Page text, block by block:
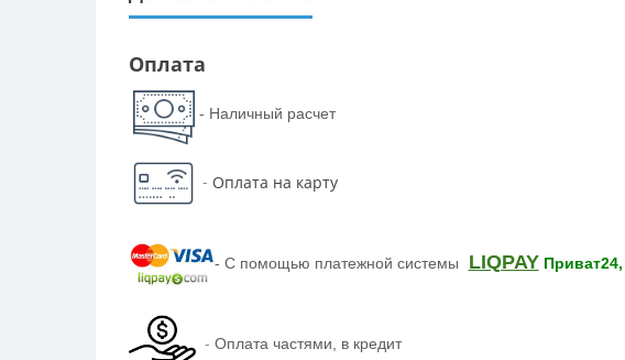
Оплата
- Наличный расчет
- Оплата на карту
- С помощью платежной системы LIQPAY Приват24,
- Оплата частями, в кредит